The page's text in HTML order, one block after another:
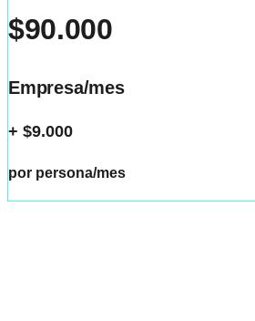
$90.000
Empresa/mes
+ $9.000
por persona/mes